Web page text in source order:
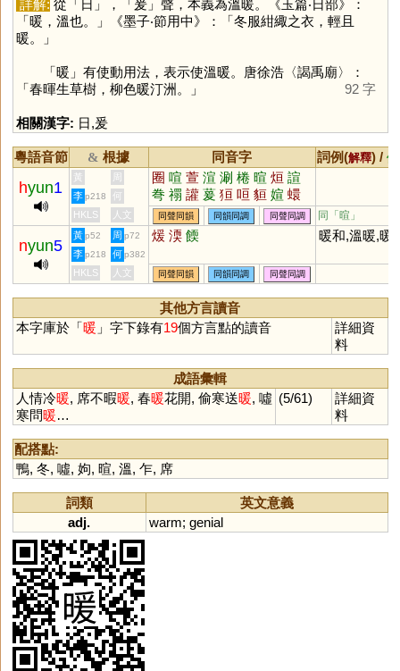
詳解: 從「 日 」，「 爰」聲，本義為溫暖。《玉篇‧日部》：
「暖，溫也。」《墨子‧節用中》：「冬服紺緅之衣，輕且
暖。」
「 暖 」有使動用法，表示使溫暖。唐徐浩〈謁禹廟〉：
「春暉生草樹，柳色暖汀洲。」
92 字
相關漢字: 日 ,爰
粵語音節 & 根據 同音字 詞例(解釋) /
hyun1
黃 周 圈 喧 萱 渲 涮 棬 暄 烜 諠
弮 禤 讙 萲 狟 咺 貆 媗 蠉
翾 駽 梋 懁 嬛 鋗 儇 塤 昍
愃 愋 壎 諼 酄 煖 蝖 晅
李 p218
何
HKLS
人文 同聲同韻 同韻同調 同聲同調 同「暄 」
nyun5
黃 p52 周 p72 煖 渜 餪 暖和,溫暖,暖
李 p218 何 p382
HKLS 人文 同聲同韻 同韻同調 同聲同調
其他方言讀音
本字庫於「暖 」字下錄有19個方言點的讀音
詳細資
料
成語彙輯
人情冷暖, 席不暇暖, 春暖花開, 偷寒送暖, 噓
寒問暖…
(5/61)
詳細資
料
配搭點:
鴨, 冬, 噓, 姁, 暄, 溫, 乍, 席
詞類
英文意義
adj.
warm; genial